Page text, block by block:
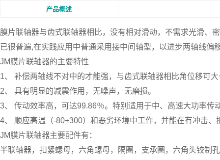
产品概述
膜片联轴器与齿式联轴器相比，没有相对滑动，不需求光滑、
已很普遍,在实践应用中普通采用接中间轴型，以进步两轴线偏
JM膜片联轴器的主要特性
1、 补偿两轴线不对中的才能强，与齿式联轴器相比角位移可
2、 具有明显的减震作用，无噪声，无磨损。
3、 传动效率高，可达99.86％。特别适用于中、高速大功率传
4、 顺应高温（-80+300）和恶劣环境中工作，并能在有冲击、
JM膜片联轴器主要配件有：
半联轴器，扣紧螺母，六角螺母，隔圈，支承圈，六角头铰制